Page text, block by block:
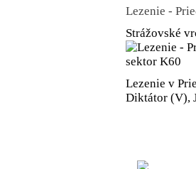
Lezenie -
Strážovské
Lezenie v
Diktátor (V),